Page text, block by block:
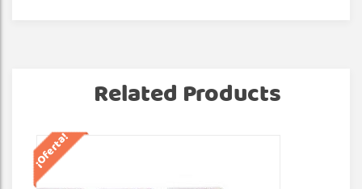
Related Products
¡Oferta!